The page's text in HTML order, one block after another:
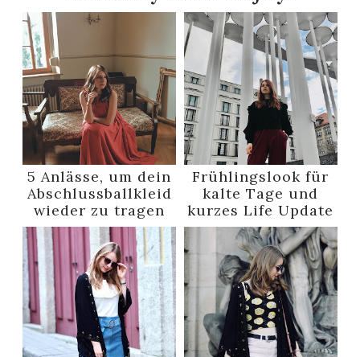
5 Anlässe, um dein
Abschlussballkleid
wieder zu tragen
Frühlingslook für
kalte Tage und
kurzes Life Update